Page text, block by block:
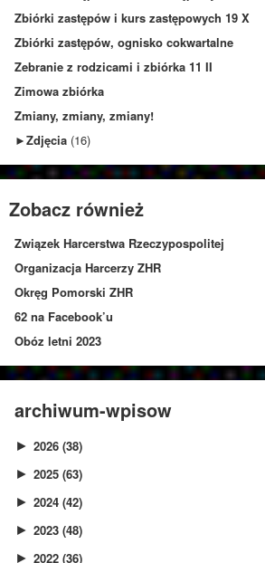
Zbiórki zastępów i kurs zastępowych 19 X
Zbiórki zastępów, ognisko cokwartalne
Zebranie z rodzicami i zbiórka 11 II
Zimowa zbiórka
Zmiany, zmiany, zmiany!
►Zdjęcia (16)
Zobacz również
Związek Harcerstwa Rzeczypospolitej
Organizacja Harcerzy ZHR
Okręg Pomorski ZHR
62 na Facebook’u
Obóz letni 2023
archiwum-wpisow
► 2026 (38)
► 2025 (63)
► 2024 (42)
► 2023 (48)
► 2022 (36)